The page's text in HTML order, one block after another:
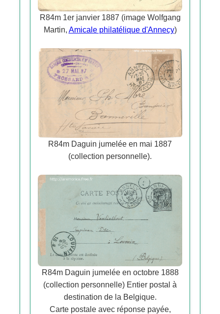
R84m 1er janvier 1887 (image Wolfgang
Martin, Amicale philatélique d'Annecy)
R84m Daguin jumelée en mai 1887
(collection personnelle).
R84m Daguin jumelée en octobre 1888
(collection personnelle) Entier postal à
destination de la Belgique.
Carte postale avec réponse payée,